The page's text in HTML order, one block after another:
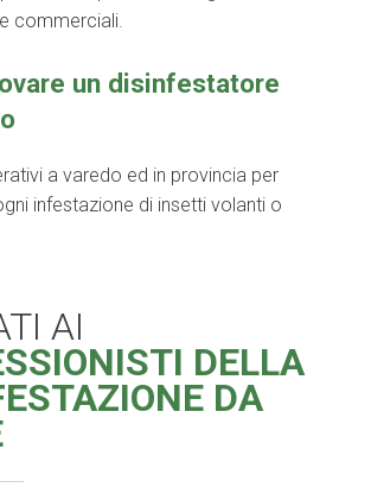
commerciali.
un disinfestatore
a varedo ed in provincia per
infestazione di insetti volanti o
AI
DELLA
DA